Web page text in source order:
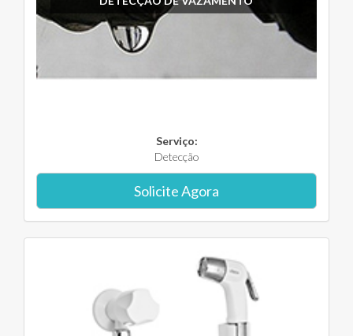
Serviço:
Detecção
Solicite Agora